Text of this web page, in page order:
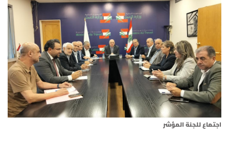
محليات
أسرار
متفرقات
نداء القرّاء
خاص الموقع
اجتماع للجنة المؤشر